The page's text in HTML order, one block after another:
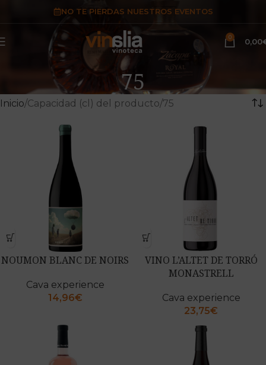
NO TE PIERDAS NUESTROS EVENTOS
0 0,00
75
Inicio Capacidad (cl) del producto 75
NOUMON BLANC DE NOIRS
Cava experience
14,96€
VINO L’ALTET DE TORRÓ
MONASTRELL
Cava experience
23,75€